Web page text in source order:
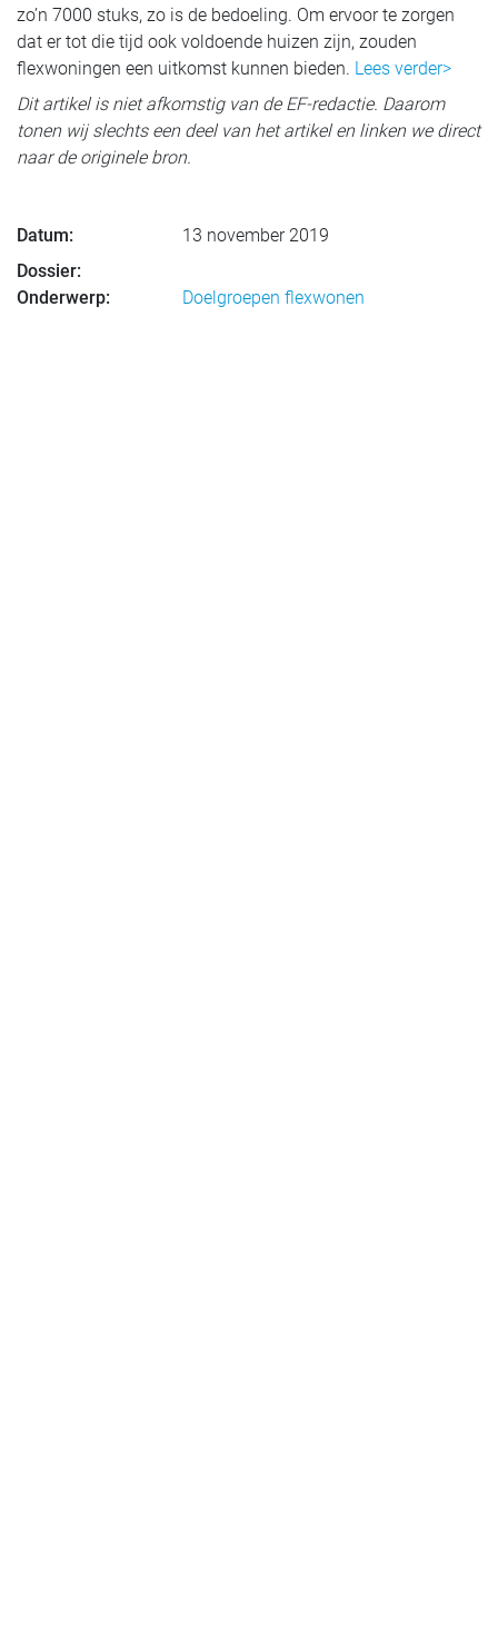
zo’n 7000 stuks, zo is de bedoeling. Om ervoor te zorgen
dat er tot die tijd ook voldoende huizen zijn, zouden
flexwoningen een uitkomst kunnen bieden. Lees verder>
Dit artikel is niet afkomstig van de EF-redactie. Daarom
tonen wij slechts een deel van het artikel en linken we direct
naar de originele bron.
Datum:
13 november 2019
Dossier:
Onderwerp:
Doelgroepen flexwonen